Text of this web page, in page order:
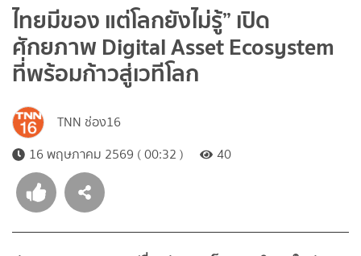
ไทยมีของ แต่โลกยังไม่รู้” เปิด
ศักยภาพ Digital Asset Ecosystem
ที่พร้อมก้าวสู่เวทีโลก
TNN ช่อง16
16 พฤษภาคม 2569 ( 00:32 )
40